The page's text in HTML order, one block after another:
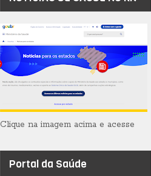
Clique na imagem acima e acesse
Portal da Saúde